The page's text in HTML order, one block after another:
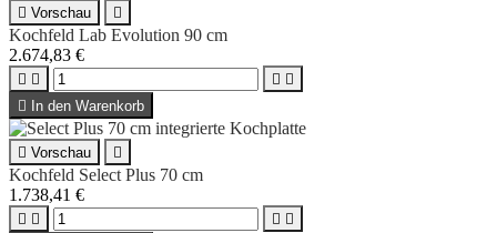
 Vorschau 
Kochfeld Lab Evolution 90 cm
2.674,83 €
   
 In den Warenkorb
 Vorschau 
Kochfeld Select Plus 70 cm
1.738,41 €
   